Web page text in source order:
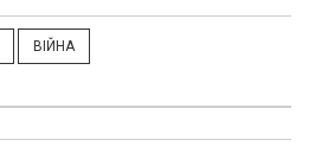
ВІЙНА